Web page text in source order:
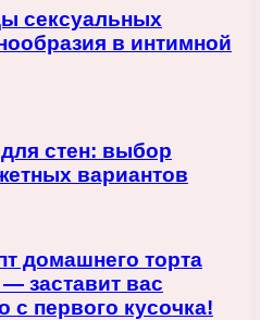
сексуальных
в интимной
стен: выбор
вариантов
домашнего торта
заставит вас
с первого кусочка!